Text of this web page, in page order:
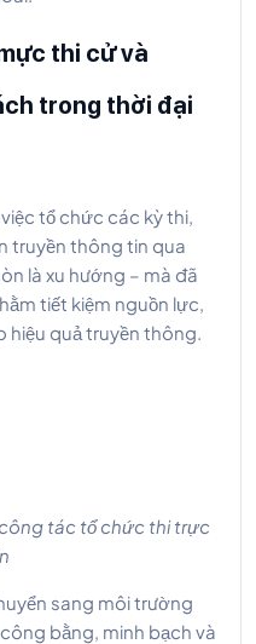
thi cử và
trong thời đại
tổ chức các kỳ thi,
truyền thông tin qua
là xu hướng – mà đã
tiết kiệm nguồn lực,
hiệu quả truyền thông.
tác tổ chức thi trực
sang môi trường
bằng, minh bạch và